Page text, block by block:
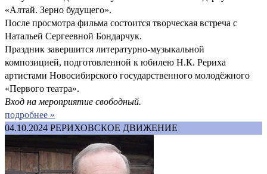
«Алтай. Зерно будущего».
После просмотра фильма состоится творческая встреча с
Натальей Сергеевной Бондарчук.
Праздник завершится литературно-музыкальной
композицией, подготовленной к юбилею Н.К. Рериха
артистами Новосибирского государственного молодёжного
«Первого театра».
Вход на мероприятие свободный.
подробнее »
04.10.2024 РЕРИХОВСКОЕ ДВИЖЕНИЕ